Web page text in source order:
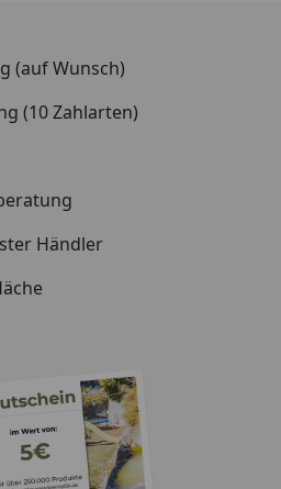
(auf Wunsch)
(10 Zahlarten)
Händler